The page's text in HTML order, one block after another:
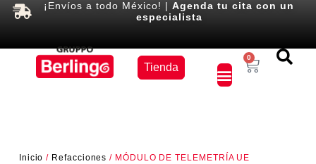
¡Envíos a todo México! |Agenda tu cita con un
especialista
Tienda
0
Inicio / Refacciones / MÓDULO DE TELEMETRÍA UE